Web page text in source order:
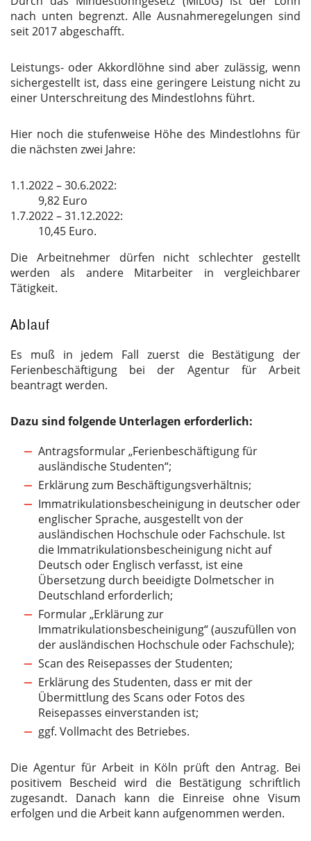
nach unten begrenzt. Alle Ausnahmeregelungen sind
seit 2017 abgeschafft.
Leistungs- oder Akkordlöhne sind aber zulässig, wenn
sichergestellt ist, dass eine geringere Leistung nicht zu
einer Unterschreitung des Mindestlohns führt.
Hier noch die stufenweise Höhe des Mindestlohns für
die nächsten zwei Jahre:
1.1.2022 – 30.6.2022:
9,82 Euro
1.7.2022 – 31.12.2022:
10,45 Euro.
Die Arbeitnehmer dürfen nicht schlechter gestellt
werden als andere Mitarbeiter in vergleichbarer
Tätigkeit.
Ablauf
Es muß in jedem Fall zuerst die Bestätigung der
Ferienbeschäftigung bei der Agentur für Arbeit
beantragt werden.
Dazu sind folgende Unterlagen erforderlich:
Antragsformular „Ferienbeschäftigung für
ausländische Studenten“;
Erklärung zum Beschäftigungsverhältnis;
Immatrikulationsbescheinigung in deutscher oder
englischer Sprache, ausgestellt von der
ausländischen Hochschule oder Fachschule. Ist
die Immatrikulationsbescheinigung nicht auf
Deutsch oder Englisch verfasst, ist eine
Übersetzung durch beeidigte Dolmetscher in
Deutschland erforderlich;
Formular „Erklärung zur
Immatrikulationsbescheinigung“ (auszufüllen von
der ausländischen Hochschule oder Fachschule);
Scan des Reisepasses der Studenten;
Erklärung des Studenten, dass er mit der
Übermittlung des Scans oder Fotos des
Reisepasses einverstanden ist;
ggf. Vollmacht des Betriebes.
Die Agentur für Arbeit in Köln prüft den Antrag. Bei
positivem Bescheid wird die Bestätigung schriftlich
zugesandt. Danach kann die Einreise ohne Visum
erfolgen und die Arbeit kann aufgenommen werden.